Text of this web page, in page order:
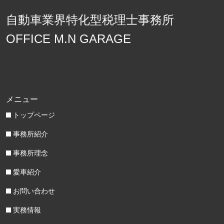
自動車業界特化型税理士事務所
OFFICE M.N GARAGE
メニュー
トップページ
事務所紹介
事務所理念
愛車紹介
お問い合わせ
実務情報